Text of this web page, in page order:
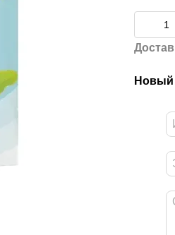
Новый